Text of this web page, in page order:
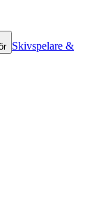
Skivspelare &